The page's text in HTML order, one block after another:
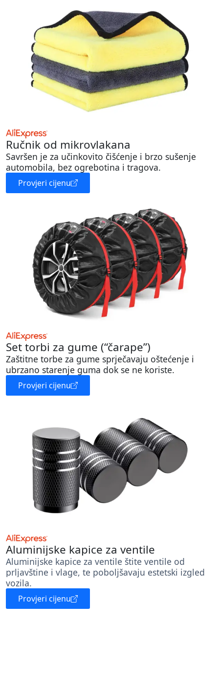
Ručnik od mikrovlakana
Savršen je za učinkovito čišćenje i brzo sušenje
automobila, bez ogrebotina i tragova.
Provjeri cijenu
Set torbi za gume (“čarape”)
Zaštitne torbe za gume sprječavaju oštećenje i
ubrzano starenje guma dok se ne koriste.
Provjeri cijenu
Aluminijske kapice za ventile
Aluminijske kapice za ventile štite ventile od
prljavštine i vlage, te poboljšavaju estetski izgled
vozila.
Provjeri cijenu